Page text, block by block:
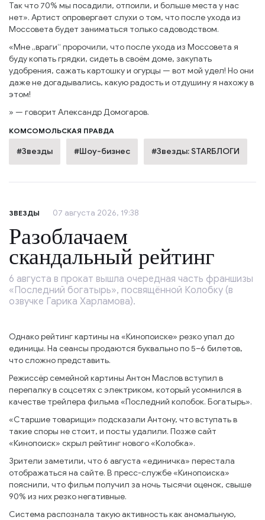
Так что 70% мы посадили, отпоили, и больше места у нас
нет». Артист опровергает слухи о том, что после ухода из
Моссовета будет заниматься только садоводством.
«Мне „враги“ пророчили, что после ухода из Моссовета я
буду копать грядки, сидеть в своём доме, закупать
удобрения, сажать картошку и огурцы — вот мой удел! Но они
даже не догадывались, какую радость и отдушину я нахожу в
этом!
» — говорит Александр Домогаров.
КОМСОМОЛЬСКАЯ ПРАВДА
#Звезды #Шоу-бизнес #Звезды: STARБЛОГИ
ЗВЕЗДЫ 07 августа 2026, 19:38
Разоблачаем
скандальный рейтинг
6 августа в прокат вышла очередная часть франшизы
«Последний богатырь», посвящённой Колобку (в
озвучке Гарика Харламова).
Однако рейтинг картины на «Кинопоиске» резко упал до
единицы. На сеансы продаются буквально по 5–6 билетов,
что сложно представить.
Режиссёр семейной картины Антон Маслов вступил в
перепалку в соцсетях с электриком, который усомнился в
качестве трейлера фильма «Последний колобок. Богатырь».
«Старшие товарищи» подсказали Антону, что вступать в
такие споры не стоит, и посты удалили. Позже сайт
«Кинопоиск» скрыл рейтинг нового «Колобка».
Зрители заметили, что 6 августа «единичка» перестала
отображаться на сайте. В пресс-службе «Кинопоиска»
пояснили, что фильм получил за ночь тысячи оценок, свыше
90% из них резко негативные.
Система распознала такую активность как аномальную,